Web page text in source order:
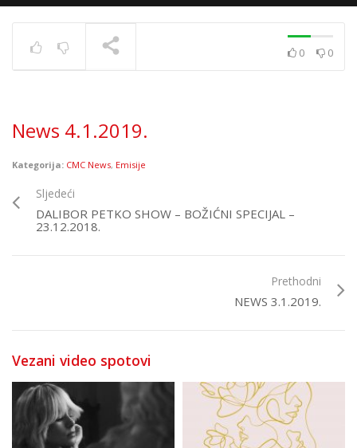
0 0
News 4.1.2019.
Kategorija: CMC News, Emisije
Sljedeći
DALIBOR PETKO SHOW – BOŽIĆNI SPECIJAL –
23.12.2018.
Prethodni
NEWS 3.1.2019.
Vezani video spotovi